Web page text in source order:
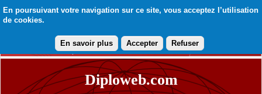
En poursuivant votre navigation sur ce site, vous acceptez l’utilisation
de cookies.
En savoir plus Accepter Refuser
Diploweb.com